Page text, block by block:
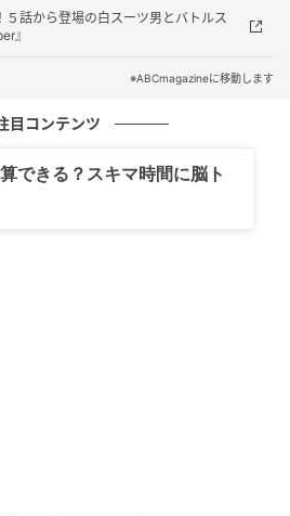
迷惑なはずがない。ただ…ごめ
話から登場の白スーツ男とバトルス
』
※ABCmagazineに移動します
目コンテンツ
できる？スキマ時間に脳ト